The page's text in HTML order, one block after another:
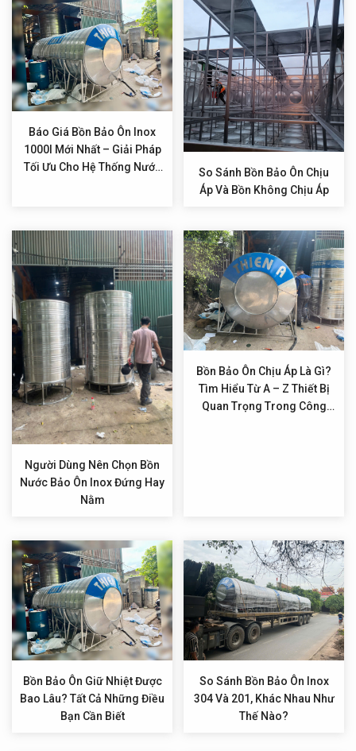
Báo Giá Bồn Bảo Ôn Inox
1000l Mới Nhất – Giải Pháp
Tối Ưu Cho Hệ Thống Nước
So Sánh Bồn Bảo Ôn Chịu
Áp Và Bồn Không Chịu Áp
Người Dùng Nên Chọn Bồn
Nước Bảo Ôn Inox Đứng Hay
Nằm
Bồn Bảo Ôn Chịu Áp Là Gì?
Tìm Hiểu Từ A – Z Thiết Bị
Quan Trọng Trong Công
Bồn Bảo Ôn Giữ Nhiệt Được
Bao Lâu? Tất Cả Những Điều
Bạn Cần Biết
So Sánh Bồn Bảo Ôn Inox
304 Và 201, Khác Nhau Như
Thế Nào?